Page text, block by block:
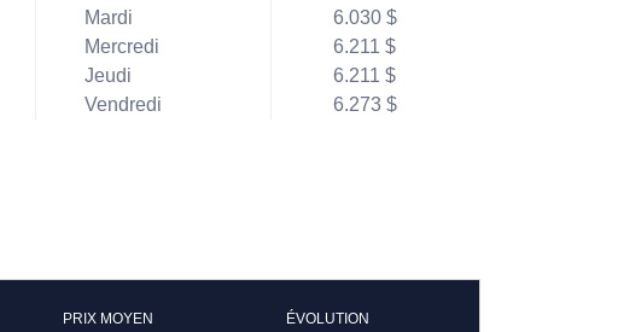
Mardi
Mercredi
Jeudi
Vendredi
6.030 $
6.211 $
6.211 $
6.273 $
PRIX MOYEN ÉVOLUTION